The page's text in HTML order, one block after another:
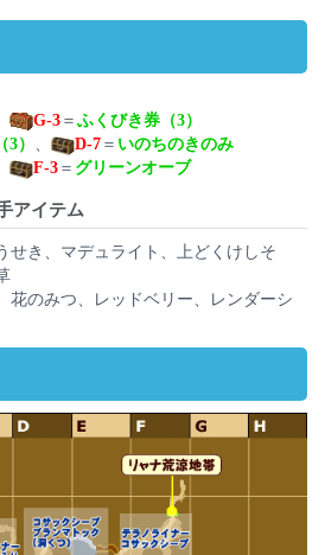
G-3 ＝ ふくびき券（3）
） 、 D-7 ＝ いのちのきのみ
F-3 ＝ グリーンオーブ
アイテム
せき、マデュライト、上どくけしそ
花のみつ、レッドベリー、レンダーシ